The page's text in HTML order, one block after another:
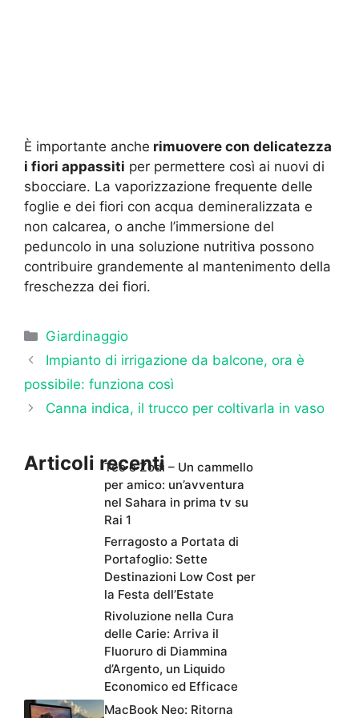
È importante anche rimuovere con delicatezza
i fiori appassiti per permettere così ai nuovi di
sbocciare. La vaporizzazione frequente delle
foglie e dei fiori con acqua demineralizzata e
non calcarea, o anche l’immersione del
peduncolo in una soluzione nutritiva possono
contribuire grandemente al mantenimento della
freschezza dei fiori.
Categorie
Giardinaggio
Impianto di irrigazione da balcone, ora è
possibile: funziona così
Canna indica, il trucco per coltivarla in vaso
Articoli recentiTeo e Zodì – Un cammello
per amico: un’avventura
nel Sahara in prima tv su
Rai 1
Ferragosto a Portata di
Portafoglio: Sette
Destinazioni Low Cost per
la Festa dell’Estate
Rivoluzione nella Cura
delle Carie: Arriva il
Fluoruro di Diammina
d’Argento, un Liquido
Economico ed Efficace
MacBook Neo: Ritorna